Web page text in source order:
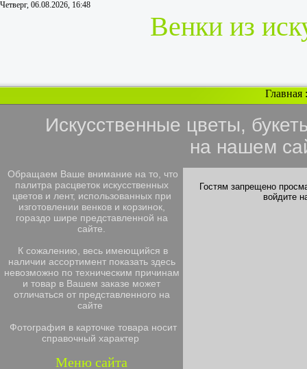
Четверг, 06.08.2026, 16:48
Венки из
Главная
Искусственные цветы,
на нашем
Обращаем Ваше внимание на то, что
палитра расцветок искусственных
цветов и лент, использованных при
изготовлении венков и корзинок,
гораздо шире представленной на
сайте.
К сожалению, весь имеющийся в
наличии ассортимент показать здесь
невозможно по техническим причинам
и товар в Вашем заказе может
отличаться от представленного на
сайте
Фотография в карточке товара носит
справочный характер
Меню сайта
Гостям запрещено
войдите